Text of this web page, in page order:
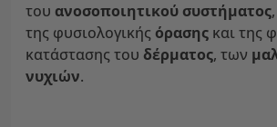
του ανοσοποιητικού συστήματος
της φυσιολογικής όρασης και της
κατάστασης του δέρματος, των
νυχιών.